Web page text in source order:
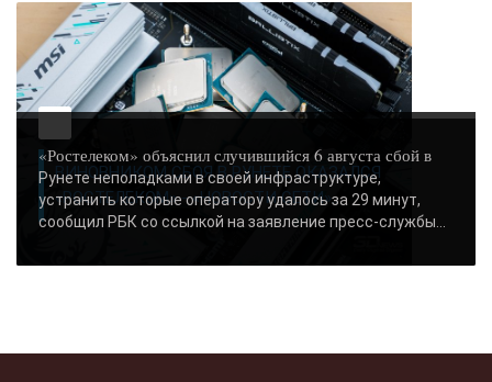
ВИНОВНИКОМ СБОЯ В РУНЕТЕ ОКАЗАЛСЯ
«РОСТЕЛЕКОМ» - «НОВОСТИ СЕТИ»..
«Ростелеком» объяснил случившийся 6 августа сбой в
Рунете неполадками в своей инфраструктуре,
устранить которые оператору удалось за 29 минут,
сообщил РБК со ссылкой на заявление пресс-службы...